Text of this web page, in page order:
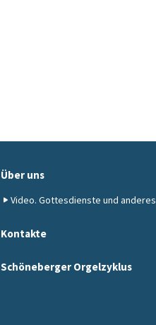
Über uns
Video. Gottesdienste und anderes
Kontakte
Schöneberger Orgelzyklus